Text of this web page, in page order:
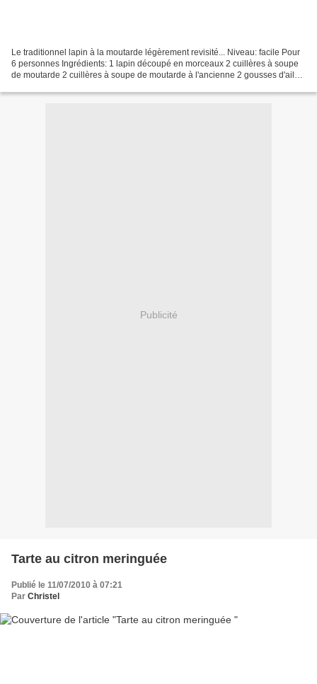
Le traditionnel lapin à la moutarde légèrement revisité... Niveau: facile Pour
6 personnes Ingrédients: 1 lapin découpé en morceaux 2 cuillères à soupe
de moutarde 2 cuillères à soupe de moutarde à l'ancienne 2 gousses d'ail
Publicité
Tarte au citron meringuée
Publié le 11/07/2010 à 07:21
Par Christel